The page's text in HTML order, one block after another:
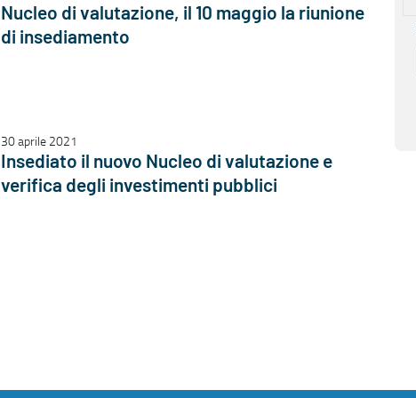
Nucleo di valutazione, il 10 maggio la riunione
di insediamento
30 aprile 2021
Insediato il nuovo Nucleo di valutazione e
verifica degli investimenti pubblici